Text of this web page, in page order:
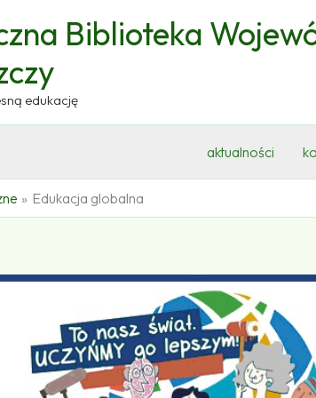
Biblioteka
edukację
aktualności
Edukacja globalna